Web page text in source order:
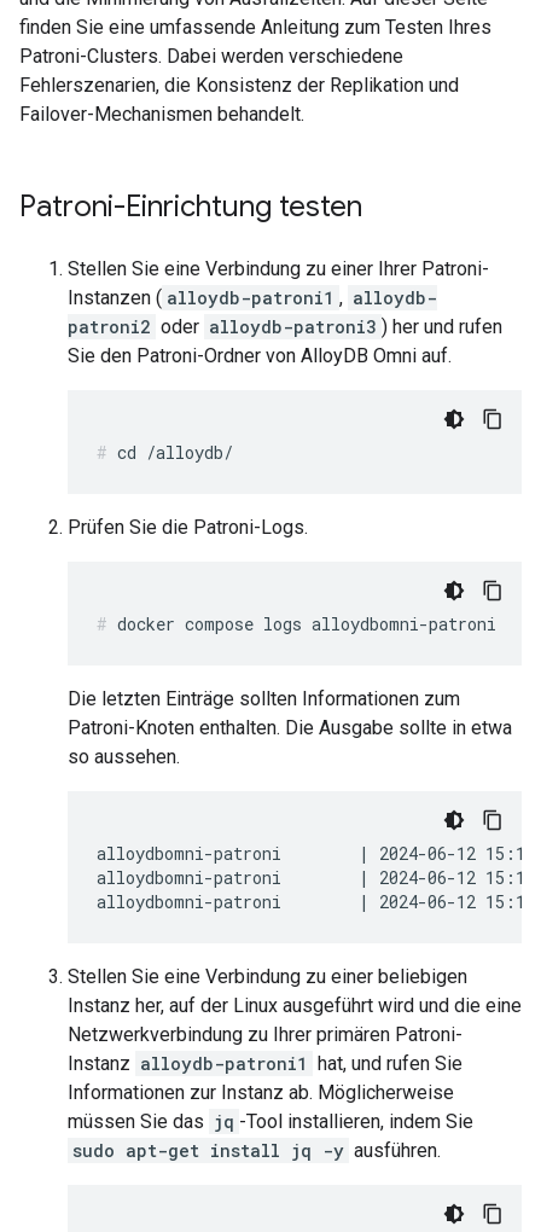
finden Sie eine umfassende Anleitung zum Testen Ihres
Patroni-Clusters. Dabei werden verschiedene
Fehlerszenarien, die Konsistenz der Replikation und
Failover-Mechanismen behandelt.
Patroni-Einrichtung testen
Stellen Sie eine Verbindung zu einer Ihrer Patroni-
Instanzen ( alloydb-patroni1 , alloydb-
patroni2 oder alloydb-patroni3 ) her und rufen
Sie den Patroni-Ordner von AlloyDB Omni auf.
Prüfen Sie die Patroni-Logs.
Die letzten Einträge sollten Informationen zum
Patroni-Knoten enthalten. Die Ausgabe sollte in etwa
so aussehen.
alloydbomni-patroni        | 2024-06-12
alloydbomni-patroni        | 2024-06-12
Stellen Sie eine Verbindung zu einer beliebigen
Instanz her, auf der Linux ausgeführt wird und die eine
Netzwerkverbindung zu Ihrer primären Patroni-
Instanz alloydb-patroni1 hat, und rufen Sie
Informationen zur Instanz ab. Möglicherweise
müssen Sie das jq -Tool installieren, indem Sie
sudo apt-get install jq -y ausführen.